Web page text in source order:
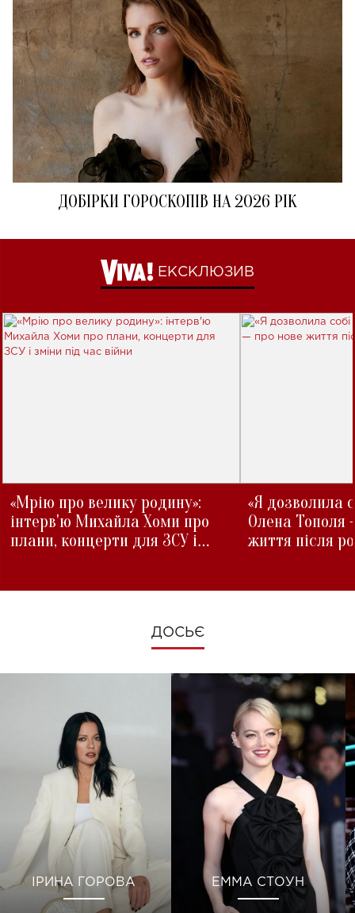
ДОБІРКИ ГОРОСКОПІВ НА 2026 РІК
ЕКСКЛЮЗИВ
«Мрію про велику родину»:
інтерв'ю Михайла Хоми про
плани, концерти для ЗСУ і
«Я дозволила
Олена Тополя
життя після
ДОСЬЄ
ІРИНА ГОРОВА ЕММА СТОУН